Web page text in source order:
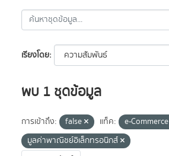
เรียงโดย
พบ 1 ชุดข้อมูล
การเข้าถึง: false แท็ค: e-Commerce
มูลค่าพาณิชย์อิเล็กทรอนิกส์